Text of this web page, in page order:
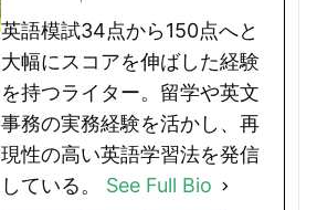
英語模試34点から150点へと
大幅にスコアを伸ばした経験
を持つライター。留学や英文
事務の実務経験を活かし、再
現性の高い英語学習法を発信
している。 See Full Bio